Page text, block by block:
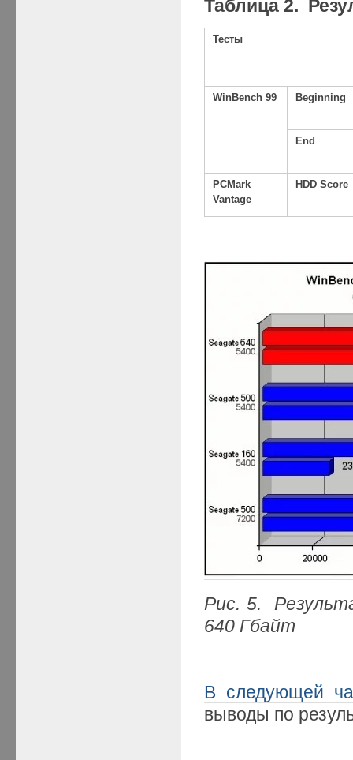
Таблица 2.
Тесты
WinBench 99 Beginning
End
PCMark
Vantage
HDD Score
Рис. 5.
640 Гбайт
В следующей
выводы по